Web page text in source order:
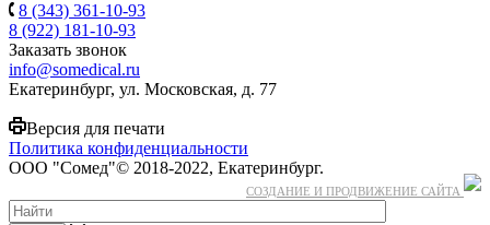
8 (343) 361-10-93
8 (922) 181-10-93
Заказать звонок
info@somedical.ru
Екатеринбург, ул. Московская, д. 77
Версия для печати
Политика конфиденциальности
ООО "Сомед"© 2018-2022, Екатеринбург.
СОЗДАНИЕ И ПРОДВИЖЕНИЕ САЙТА